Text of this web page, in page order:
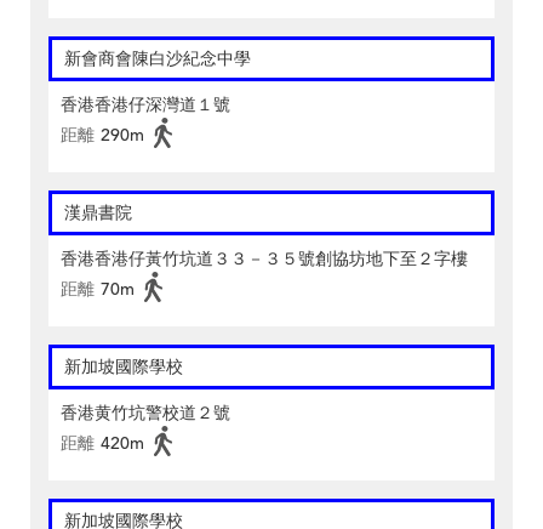
新會商會陳白沙紀念中學
香港香港仔深灣道１號
距離 290m
漢鼎書院
香港香港仔黃竹坑道３３－３５號創協坊地下至２字樓
距離 70m
新加坡國際學校
香港黄竹坑警校道２號
距離 420m
新加坡國際學校